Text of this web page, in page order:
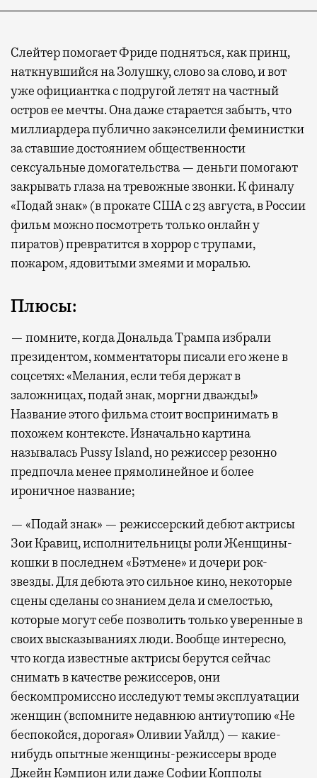
Слейтер помогает Фриде подняться, как принц,
наткнувшийся на Золушку, слово за слово, и вот
уже официантка с подругой летят на частный
остров ее мечты. Она даже старается забыть, что
миллиардера публично закэнселили феминистки
за ставшие достоянием общественности
сексуальные домогательства — деньги помогают
закрывать глаза на тревожные звонки. К финалу
«Подай знак» (в прокате США с 23 августа, в России
фильм можно посмотреть только онлайн у
пиратов) превратится в хоррор с трупами,
пожаром, ядовитыми змеями и моралью.
Плюсы:
— помните, когда Дональда Трампа избрали
президентом, комментаторы писали его жене в
соцсетях: «Мелания, если тебя держат в
заложницах, подай знак, моргни дважды!»
Название этого фильма стоит воспринимать в
похожем контексте. Изначально картина
называлась Pussy Island, но режиссер резонно
предпочла менее прямолинейное и более
ироничное название;
— «Подай знак» — режиссерский дебют актрисы
Зои Кравиц, исполнительницы роли Женщины-
кошки в последнем «Бэтмене» и дочери рок-
звезды. Для дебюта это сильное кино, некоторые
сцены сделаны со знанием дела и смелостью,
которые могут себе позволить только уверенные в
своих высказываниях люди. Вообще интересно,
что когда известные актрисы берутся сейчас
снимать в качестве режиссеров, они
бескомпромиссно исследуют темы эксплуатации
женщин (вспомните недавнюю антиутопию «Не
беспокойся, дорогая» Оливии Уайлд) — какие-
нибудь опытные женщины-режиссеры вроде
Джейн Кэмпион или даже Софии Копполы